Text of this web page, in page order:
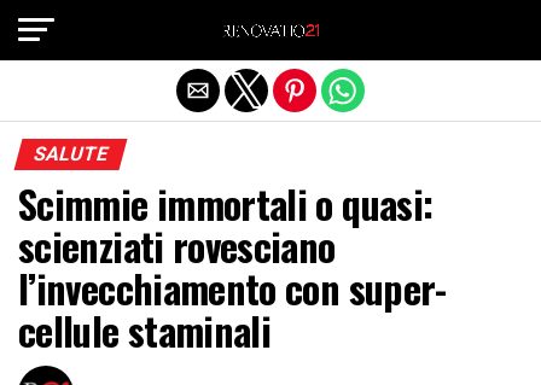
SALUTE
Scimmie immortali o quasi:
scienziati rovesciano
l’invecchiamento con super-
cellule staminali
Exit mobile version